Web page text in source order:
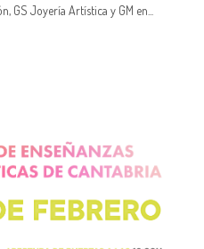
GS Joyería Artística y GM en...